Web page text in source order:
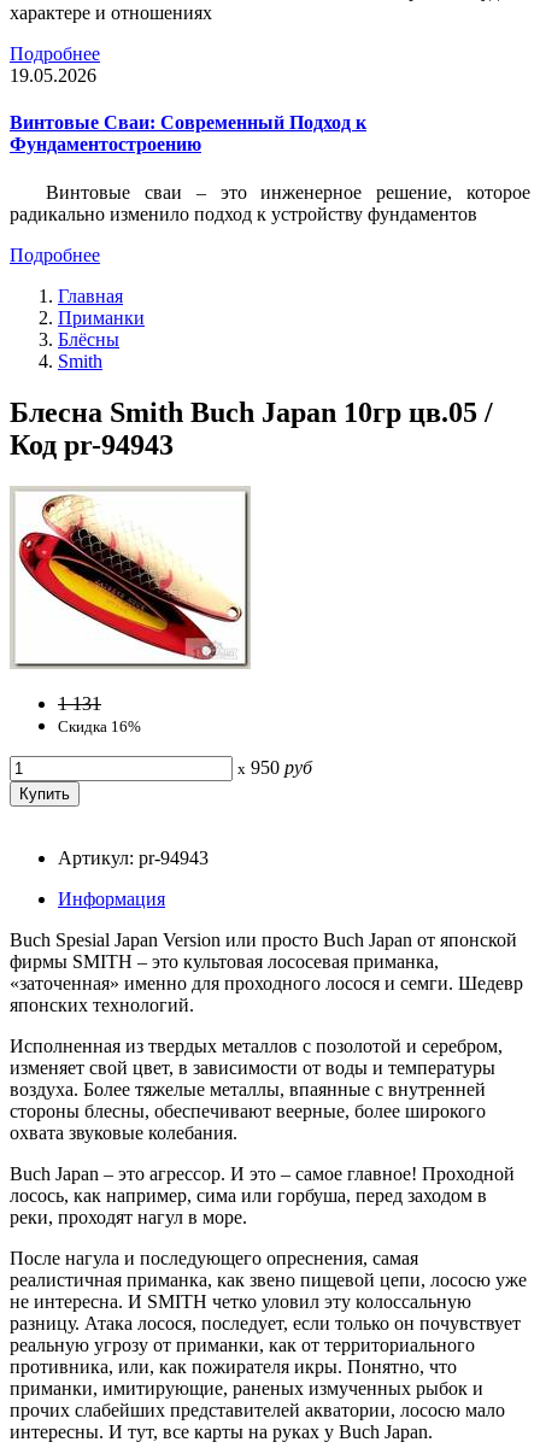
характере и отношениях
Подробнее
19.05.2026
Винтовые Сваи: Современный Подход к
Фундаментостроению
Винтовые сваи – это инженерное решение, которое
радикально изменило подход к устройству фундаментов
Подробнее
Главная
Приманки
Блёсны
Smith
Блесна Smith Buch Japan 10гр цв.05 /
Код pr-94943
1 131
Скидка 16%
x 950 руб
Артикул: pr-94943
Информация
Buch Spesial Japan Version или просто Buch Japan от японской
фирмы SMITH – это культовая лососевая приманка,
«заточенная» именно для проходного лосося и семги. Шедевр
японских технологий.
Исполненная из твердых металлов с позолотой и серебром,
изменяет свой цвет, в зависимости от воды и температуры
воздуха. Более тяжелые металлы, впаянные с внутренней
стороны блесны, обеспечивают веерные, более широкого
охвата звуковые колебания.
Buch Japan – это агрессор. И это – самое главное! Проходной
лосось, как например, сима или горбуша, перед заходом в
реки, проходят нагул в море.
После нагула и последующего опреснения, самая
реалистичная приманка, как звено пищевой цепи, лососю уже
не интересна. И SMITH четко уловил эту колоссальную
разницу. Атака лосося, последует, если только он почувствует
реальную угрозу от приманки, как от территориального
противника, или, как пожирателя икры. Понятно, что
приманки, имитирующие, раненых измученных рыбок и
прочих слабейших представителей акватории, лососю мало
интересны. И тут, все карты на руках у Buch Japan.